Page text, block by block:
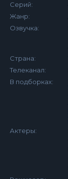
Серий:
Жанр:
Озвучка:
Страна:
Телеканал:
В подборках:
Актеры: